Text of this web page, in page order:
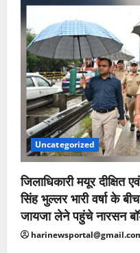
Uncategorized
जिलाधिकारी मयूर दीक्षित
सिंह भुल्लर भारी वर्षा के
जायजा लेने पहुंचे नारसन